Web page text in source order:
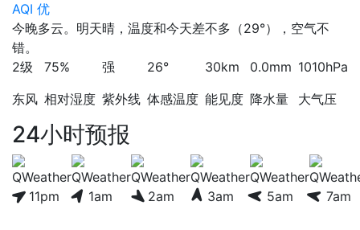
AQI 优
今晚多云。明天晴，温度和今天差不多（29°），空气不
错。
2级
东风
75%
相对湿度
强
紫外线
26°
体感温度
30km
能见度
0.0mm
降水量
1010hPa
大气压
24小时预报
11pm 1am 2am 3am 5am 7am